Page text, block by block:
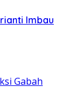
Imbau